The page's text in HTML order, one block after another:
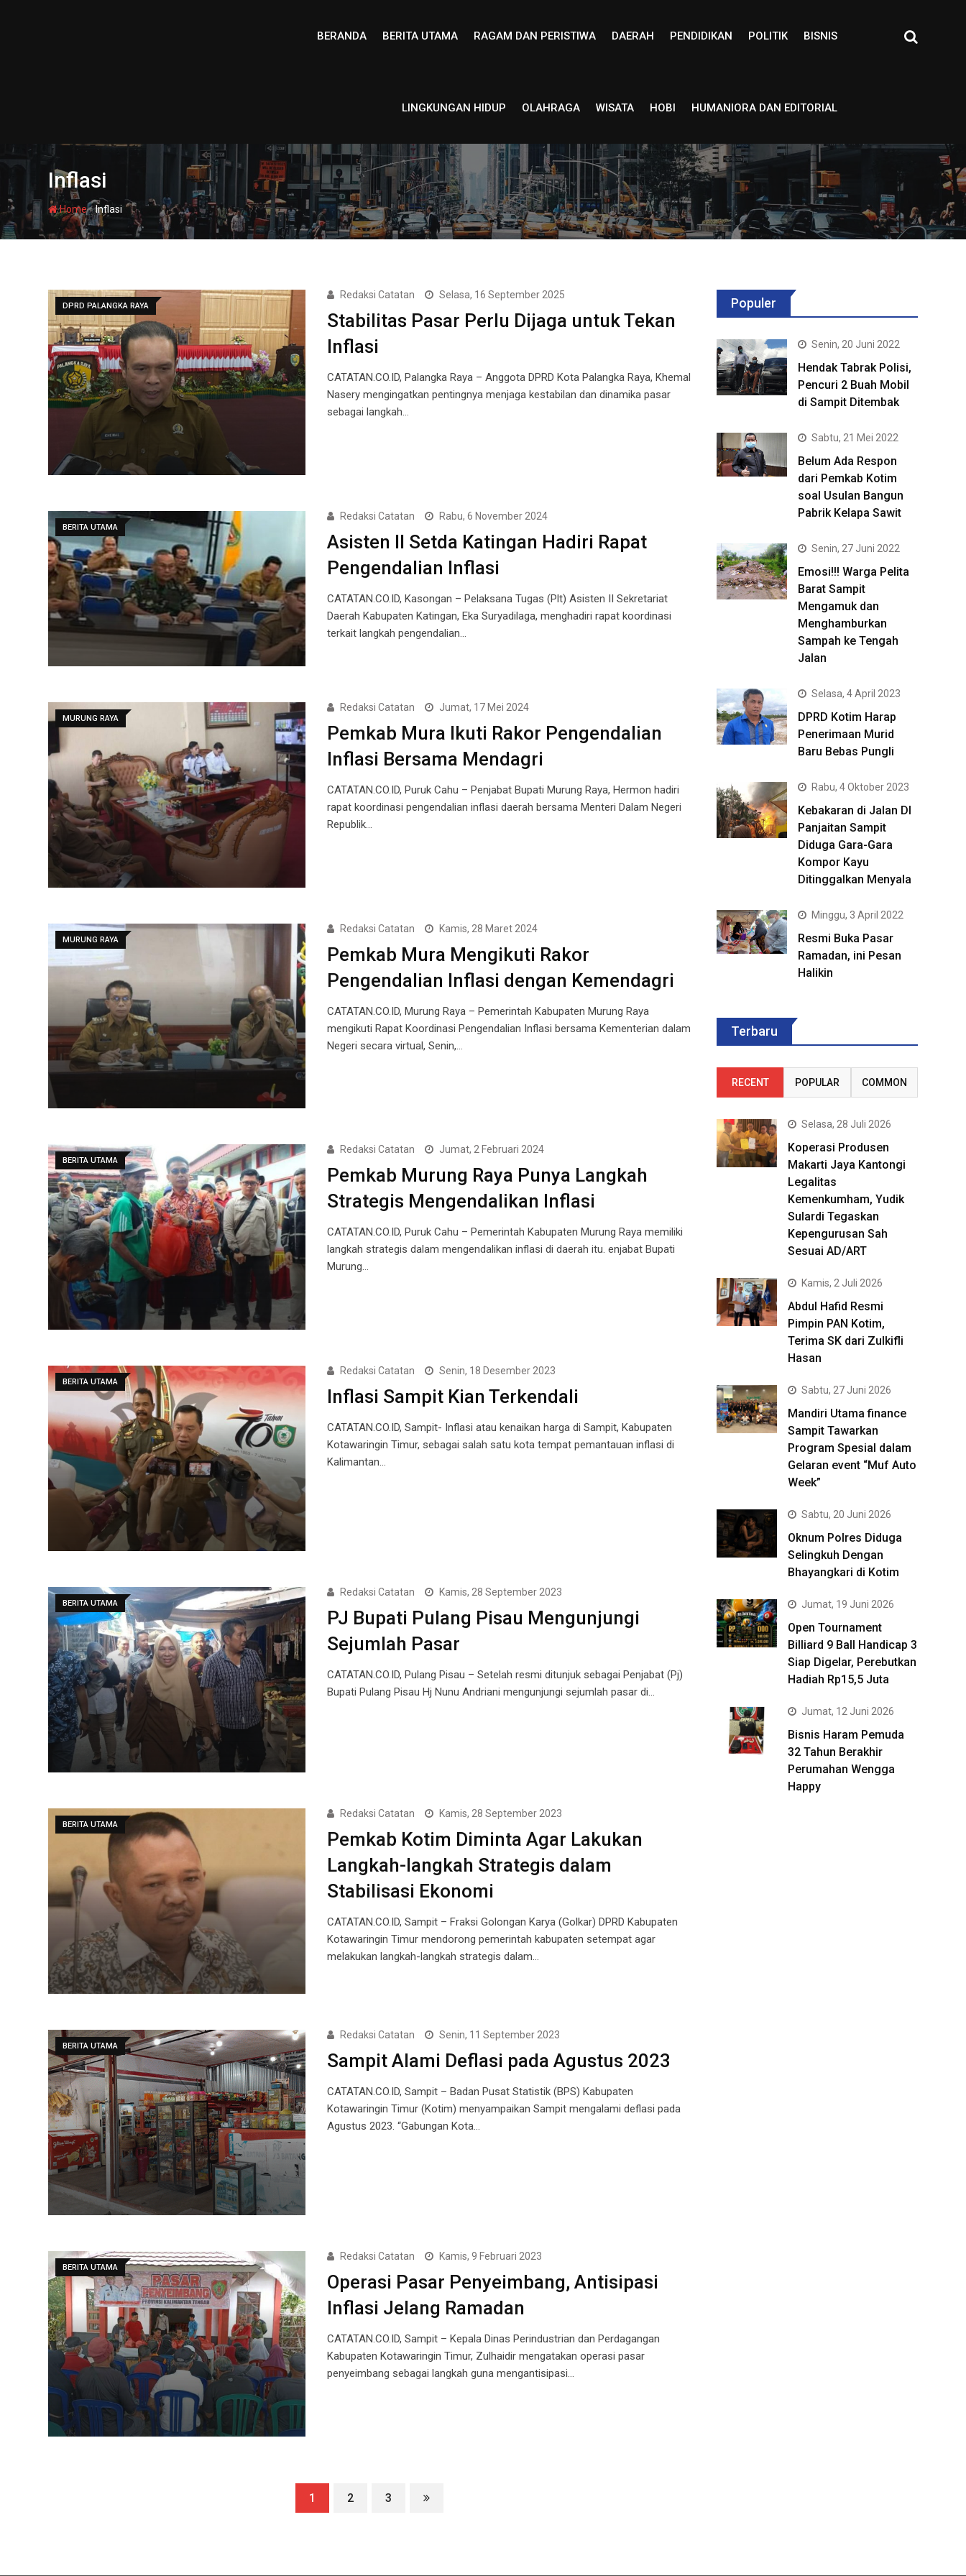
BERANDA BERITA UTAMA RAGAM DAN PERISTIWA DAERAH PENDIDIKAN POLITIK BISNIS
LINGKUNGAN HIDUP OLAHRAGA WISATA HOBI HUMANIORA DAN EDITORIAL
Inflasi
Home-Inflasi
DPRD PALANGKA RAYA
Redaksi Catatan Selasa, 16 September 2025
Stabilitas Pasar Perlu Dijaga untuk Tekan
Inflasi
CATATAN.CO.ID, Palangka Raya – Anggota DPRD Kota Palangka Raya, Khemal
Nasery mengingatkan pentingnya menjaga kestabilan dan dinamika pasar
sebagai langkah…
BERITA UTAMA
Redaksi Catatan Rabu, 6 November 2024
Asisten II Setda Katingan Hadiri Rapat
Pengendalian Inflasi
CATATAN.CO.ID, Kasongan – Pelaksana Tugas (Plt) Asisten II Sekretariat
Daerah Kabupaten Katingan, Eka Suryadilaga, menghadiri rapat koordinasi
terkait langkah pengendalian…
MURUNG RAYA
Redaksi Catatan Jumat, 17 Mei 2024
Pemkab Mura Ikuti Rakor Pengendalian
Inflasi Bersama Mendagri
CATATAN.CO.ID, Puruk Cahu – Penjabat Bupati Murung Raya, Hermon hadiri
rapat koordinasi pengendalian inflasi daerah bersama Menteri Dalam Negeri
Republik…
MURUNG RAYA
Redaksi Catatan Kamis, 28 Maret 2024
Pemkab Mura Mengikuti Rakor
Pengendalian Inflasi dengan Kemendagri
CATATAN.CO.ID, Murung Raya – Pemerintah Kabupaten Murung Raya
mengikuti Rapat Koordinasi Pengendalian Inflasi bersama Kementerian dalam
Negeri secara virtual, Senin,…
BERITA UTAMA
Redaksi Catatan Jumat, 2 Februari 2024
Pemkab Murung Raya Punya Langkah
Strategis Mengendalikan Inflasi
CATATAN.CO.ID, Puruk Cahu – Pemerintah Kabupaten Murung Raya memiliki
langkah strategis dalam mengendalikan inflasi di daerah itu. enjabat Bupati
Murung…
BERITA UTAMA
Redaksi Catatan Senin, 18 Desember 2023
Inflasi Sampit Kian Terkendali
CATATAN.CO.ID, Sampit- Inflasi atau kenaikan harga di Sampit, Kabupaten
Kotawaringin Timur, sebagai salah satu kota tempat pemantauan inflasi di
Kalimantan…
BERITA UTAMA
Redaksi Catatan Kamis, 28 September 2023
PJ Bupati Pulang Pisau Mengunjungi
Sejumlah Pasar
CATATAN.CO.ID, Pulang Pisau – Setelah resmi ditunjuk sebagai Penjabat (Pj)
Bupati Pulang Pisau Hj Nunu Andriani mengunjungi sejumlah pasar di…
BERITA UTAMA
Redaksi Catatan Kamis, 28 September 2023
Pemkab Kotim Diminta Agar Lakukan
Langkah-langkah Strategis dalam
Stabilisasi Ekonomi
CATATAN.CO.ID, Sampit – Fraksi Golongan Karya (Golkar) DPRD Kabupaten
Kotawaringin Timur mendorong pemerintah kabupaten setempat agar
melakukan langkah-langkah strategis dalam…
BERITA UTAMA
Redaksi Catatan Senin, 11 September 2023
Sampit Alami Deflasi pada Agustus 2023
CATATAN.CO.ID, Sampit – Badan Pusat Statistik (BPS) Kabupaten
Kotawaringin Timur (Kotim) menyampaikan Sampit mengalami deflasi pada
Agustus 2023. “Gabungan Kota…
BERITA UTAMA
Redaksi Catatan Kamis, 9 Februari 2023
Operasi Pasar Penyeimbang, Antisipasi
Inflasi Jelang Ramadan
CATATAN.CO.ID, Sampit – Kepala Dinas Perindustrian dan Perdagangan
Kabupaten Kotawaringin Timur, Zulhaidir mengatakan operasi pasar
penyeimbang sebagai langkah guna mengantisipasi…
1 2 3
Populer
Senin, 20 Juni 2022
Hendak Tabrak Polisi,
Pencuri 2 Buah Mobil
di Sampit Ditembak
Sabtu, 21 Mei 2022
Belum Ada Respon
dari Pemkab Kotim
soal Usulan Bangun
Pabrik Kelapa Sawit
Senin, 27 Juni 2022
Emosi!!! Warga Pelita
Barat Sampit
Mengamuk dan
Menghamburkan
Sampah ke Tengah
Jalan
Selasa, 4 April 2023
DPRD Kotim Harap
Penerimaan Murid
Baru Bebas Pungli
Rabu, 4 Oktober 2023
Kebakaran di Jalan DI
Panjaitan Sampit
Diduga Gara-Gara
Kompor Kayu
Ditinggalkan Menyala
Minggu, 3 April 2022
Resmi Buka Pasar
Ramadan, ini Pesan
Halikin
Terbaru
RECENT POPULAR COMMON
Selasa, 28 Juli 2026
Koperasi Produsen
Makarti Jaya Kantongi
Legalitas
Kemenkumham, Yudik
Sulardi Tegaskan
Kepengurusan Sah
Sesuai AD/ART
Kamis, 2 Juli 2026
Abdul Hafid Resmi
Pimpin PAN Kotim,
Terima SK dari Zulkifli
Hasan
Sabtu, 27 Juni 2026
Mandiri Utama finance
Sampit Tawarkan
Program Spesial dalam
Gelaran event “Muf Auto
Week”
Sabtu, 20 Juni 2026
Oknum Polres Diduga
Selingkuh Dengan
Bhayangkari di Kotim
Jumat, 19 Juni 2026
Open Tournament
Billiard 9 Ball Handicap 3
Siap Digelar, Perebutkan
Hadiah Rp15,5 Juta
Jumat, 12 Juni 2026
Bisnis Haram Pemuda
32 Tahun Berakhir
Perumahan Wengga
Happy